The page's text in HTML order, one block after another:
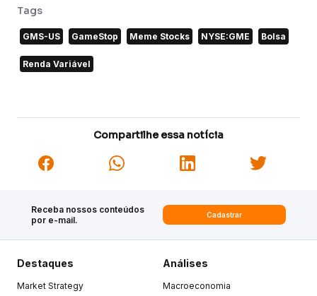
Tags
GMS-US GameStop Meme Stocks NYSE:GME Bolsa
Renda Variável
Compartilhe essa notícia
Receba nossos conteúdos
por e-mail.
Cadastrar
Destaques
Market Strategy
Análises
Macroeconomia